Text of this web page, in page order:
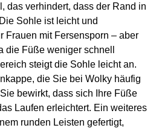
das verhindert, dass der Rand in
Sohle ist leicht und
Frauen mit Fersensporn – aber
die Füße weniger schnell
steigt die Sohle leicht an.
die Sie bei Wolky häufig
bewirkt, dass sich Ihre Füße
Laufen erleichtert. Ein weiteres
runden Leisten gefertigt,